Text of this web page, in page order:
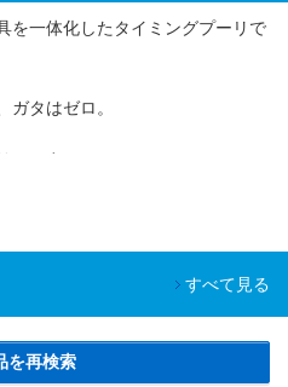
を一体化したタイミングプーリで
ガタはゼロ。
しが容易。
。
すべて見る
を再検索